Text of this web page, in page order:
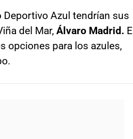
Deportivo Azul tendrían sus
del Mar, Álvaro Madrid. El
opciones para los azules,